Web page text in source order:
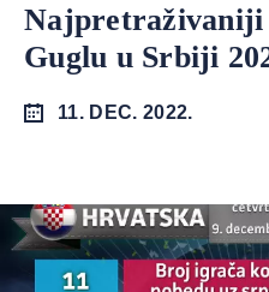
Najpretraživaniji
Guglu u Srbiji
11. DEC. 2022.